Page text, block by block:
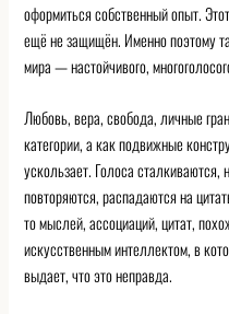
оформиться собственный опыт.
ещё не защищён. Именно поэтому
мира — настойчивого,
Любовь, вера, свобода, личные
категории, а как подвижные
ускользает. Голоса сталкиваются,
повторяются, распадаются на
то мыслей, ассоциаций, цитат,
искусственным интеллектом, в
выдает, что это неправда.